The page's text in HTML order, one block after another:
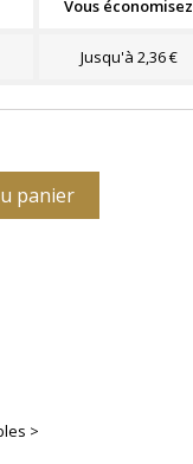
Vous économisez
Jusqu'à 2,36 €
panier
>